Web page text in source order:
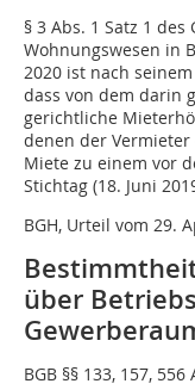
§ 3 Abs. 1 Satz 1
Wohnungswesen in
2020 ist nach
dass von dem darin
gerichtliche
denen der
Miete zu einem vor
Stichtag (18. Juni
BGH, Urteil vom 29.
über
BGB §§ 133, 157,